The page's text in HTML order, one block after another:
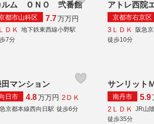
ルム ＯＮＯ 弐番館
都市山科区 7.7万万円
ＤＫ
地下鉄東西線小野駅
7分
アトレ西院
京都市右京区
3ＬＤＫ
阪急
徒歩10分
田マンション
日市 4.8万万円 2ＤＫ
京都本線西向日駅 徒歩6分
サンリット
南丹市 5.9
2ＬＤＫ
JR山
徒歩35分